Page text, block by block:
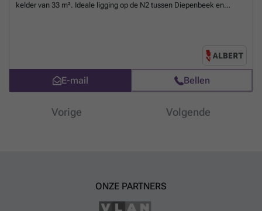
kelder van 33 m². Ideale ligging op de N2 tussen Diepenbeek en
E-mail Bellen
Vorige Volgende
ONZE PARTNERS